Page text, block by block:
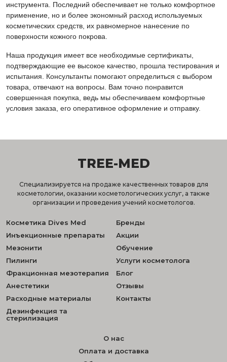
инструмента. Последний обеспечивает не только комфортное
применение, но и более экономный расход используемых
косметических средств, их равномерное нанесение по
поверхности кожного покрова.
Наша продукция имеет все необходимые сертификаты,
подтверждающие ее высокое качество, прошла тестирования и
испытания. Консультанты помогают определиться с выбором
товара, отвечают на вопросы. Вам точно понравится
совершенная покупка, ведь мы обеспечиваем комфортные
условия заказа, его оперативное оформление и отправку.
TREE-MED
Специализируется на продаже качественных товаров для
косметологии, оказании косметологических услуг, а также
организации и проведения учений косметологов.
Косметика Dives Med
Инъекционные препараты
Мезонити
Пилинги
Фракционная мезотерапия
Анестетики
Расходные материалы
Дезинфекция та
стерилизация
Бренды
Акции
Обучение
Услуги косметолога
Блог
Отзывы
Контакты
О нас
Оплата и доставка